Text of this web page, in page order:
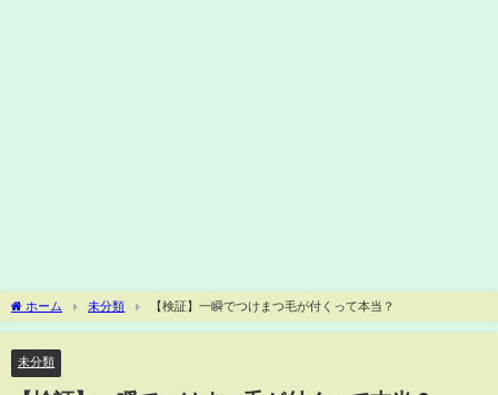
ホーム 未分類 【検証】一瞬でつけまつ毛が付くって本当？
未分類